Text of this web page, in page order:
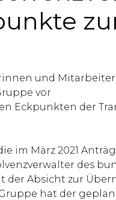
und
vor
Eckpunkten der
im März 2021
des
der Absicht zur
hat der